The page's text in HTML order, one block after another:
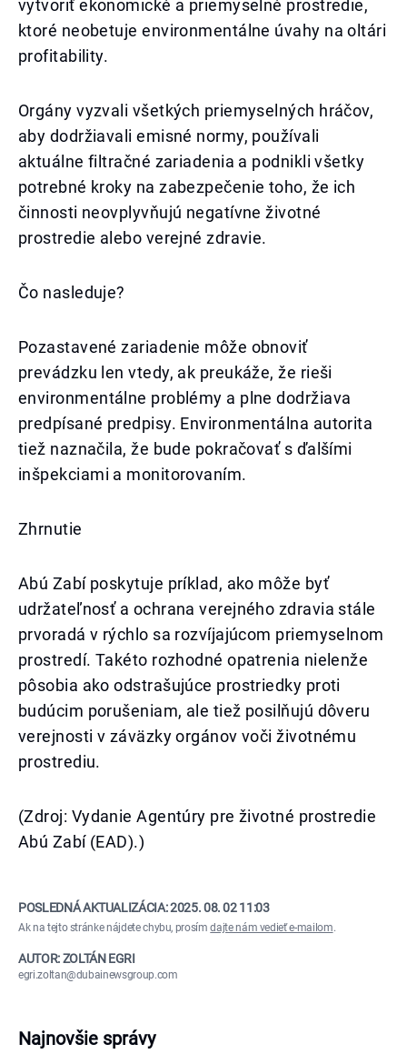
vytvoriť ekonomické a priemyselné prostredie,
ktoré neobetuje environmentálne úvahy na oltári
profitability.
Orgány vyzvali všetkých priemyselných hráčov,
aby dodržiavali emisné normy, používali
aktuálne filtračné zariadenia a podnikli všetky
potrebné kroky na zabezpečenie toho, že ich
činnosti neovplyvňujú negatívne životné
prostredie alebo verejné zdravie.
Čo nasleduje?
Pozastavené zariadenie môže obnoviť
prevádzku len vtedy, ak preukáže, že rieši
environmentálne problémy a plne dodržiava
predpísané predpisy. Environmentálna autorita
tiež naznačila, že bude pokračovať s ďalšími
inšpekciami a monitorovaním.
Zhrnutie
Abú Zabí poskytuje príklad, ako môže byť
udržateľnosť a ochrana verejného zdravia stále
prvoradá v rýchlo sa rozvíjajúcom priemyselnom
prostredí. Takéto rozhodné opatrenia nielenže
pôsobia ako odstrašujúce prostriedky proti
budúcim porušeniam, ale tiež posilňujú dôveru
verejnosti v záväzky orgánov voči životnému
prostrediu.
(Zdroj: Vydanie Agentúry pre životné prostredie
Abú Zabí (EAD).)
POSLEDNÁ AKTUALIZÁCIA:2025. 08. 02 11:03
Ak na tejto stránke nájdete chybu, prosímdajte nám vedieť e-mailom.
AUTOR: ZOLTÁN EGRI
egri.zoltan@dubainewsgroup.com
Najnovšie správy